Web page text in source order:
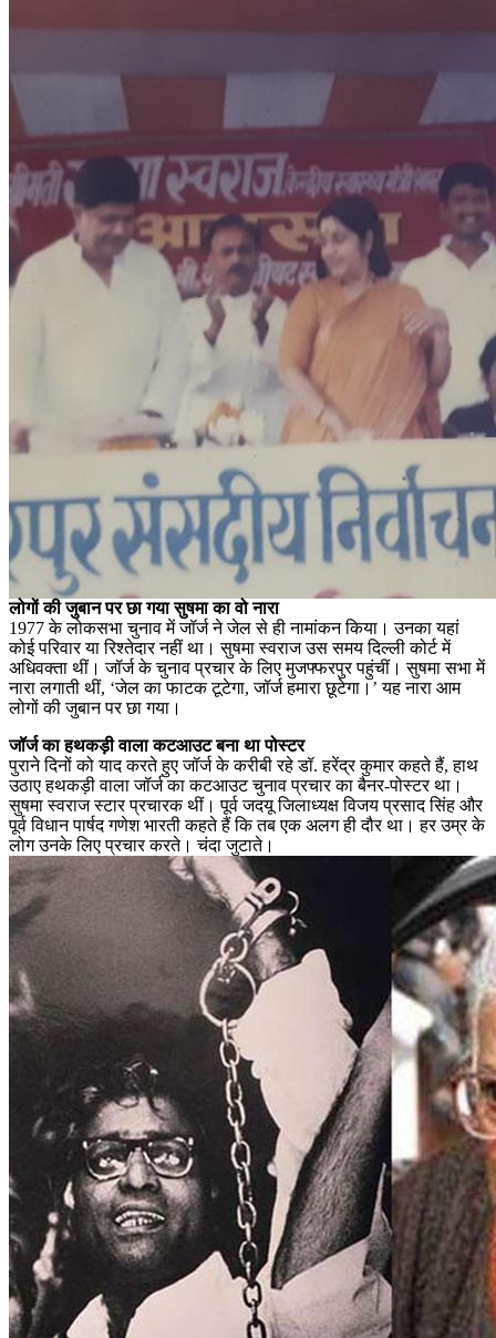
लोगों की जुबान पर छा गया सुषमा का वो नारा
1977 के लोकसभा चुनाव में जॉर्ज ने जेल से ही नामांकन किया। उनका यहां
कोई परिवार या रिश्तेदार नहीं था। सुषमा स्वराज उस समय दिल्ली कोर्ट में
अधिवक्ता थीं। जॉर्ज के चुनाव प्रचार के लिए मुजफ्फरपुर पहुंचीं। सुषमा सभा में
नारा लगाती थीं, ‘जेल का फाटक टूटेगा, जॉर्ज हमारा छूटेगा।’ यह नारा आम
लोगों की जुबान पर छा गया।
जॉर्ज का हथकड़ी वाला कटआउट बना था पोस्टर
पुराने दिनों को याद करते हुए जॉर्ज के करीबी रहे डॉ. हरेंद्र कुमार कहते हैं, हाथ
उठाए हथकड़ी वाला जॉर्ज का कटआउट चुनाव प्रचार का बैनर-पोस्टर था।
सुषमा स्वराज स्टार प्रचारक थीं। पूर्व जदयू जिलाध्यक्ष विजय प्रसाद सिंह और
पूर्व विधान पार्षद गणेश भारती कहते हैं कि तब एक अलग ही दौर था। हर उम्र के
लोग उनके लिए प्रचार करते। चंदा जुटाते।